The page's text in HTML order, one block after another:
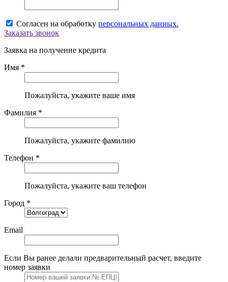
Согласен на обработку персональных данных.
Заказать звонок
Заявка на получение кредита
Имя *
Пожалуйста, укажите ваше имя
Фамилия *
Пожалуйста, укажите фамилию
Телефон *
Пожалуйста, укажите ваш телефон
Город *
Email
Если Вы ранее делали предварительный расчет, введите
номер заявки